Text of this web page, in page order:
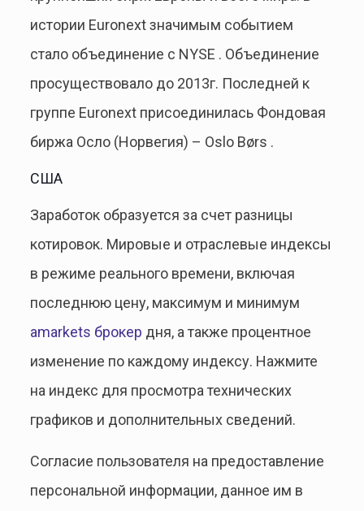
истории Euronext значимым событием
стало объединение с NYSE . Объединение
просуществовало до 2013г. Последней к
группе Euronext присоединилась Фондовая
биржа Осло (Норвегия) – Oslo Børs .
США
Заработок образуется за счет разницы
котировок. Мировые и отраслевые индексы
в режиме реального времени, включая
последнюю цену, максимум и минимум
amarkets брокер дня, а также процентное
изменение по каждому индексу. Нажмите
на индекс для просмотра технических
графиков и дополнительных сведений.
Согласие пользователя на предоставление
персональной информации, данное им в